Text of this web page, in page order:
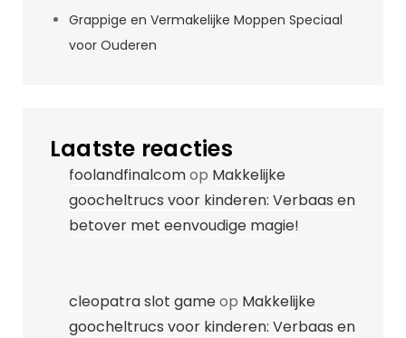
Grappige en Vermakelijke Moppen Speciaal
voor Ouderen
Laatste reacties
foolandfinalcomop Makkelijke
goocheltrucs voor kinderen: Verbaas en
betover met eenvoudige magie!
cleopatra slot gameop Makkelijke
goocheltrucs voor kinderen: Verbaas en